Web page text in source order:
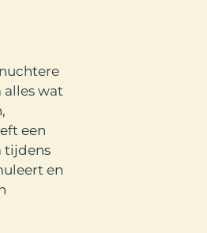
wat
een
tijdens
en